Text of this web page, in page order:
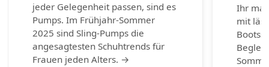
jeder Gelegenheit passen, sind es
Pumps. Im Frühjahr-Sommer
2025 sind Sling-Pumps die
angesagtesten Schuhtrends für
Frauen jeden Alters. →
Ihr
mit